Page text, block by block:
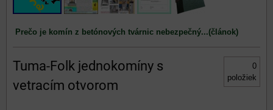
Prečo je komín z betónových tvárnic nebezpečný...(článok)
Tuma-Folk jednokomíny s
vetracím otvorom
0
položiek